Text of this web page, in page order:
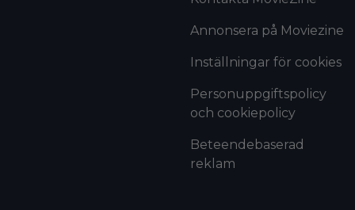
Annonsera på Moviezine
Inställningar för cookies
Personuppgiftspolicy
och cookiepolicy
Beteendebaserad
reklam